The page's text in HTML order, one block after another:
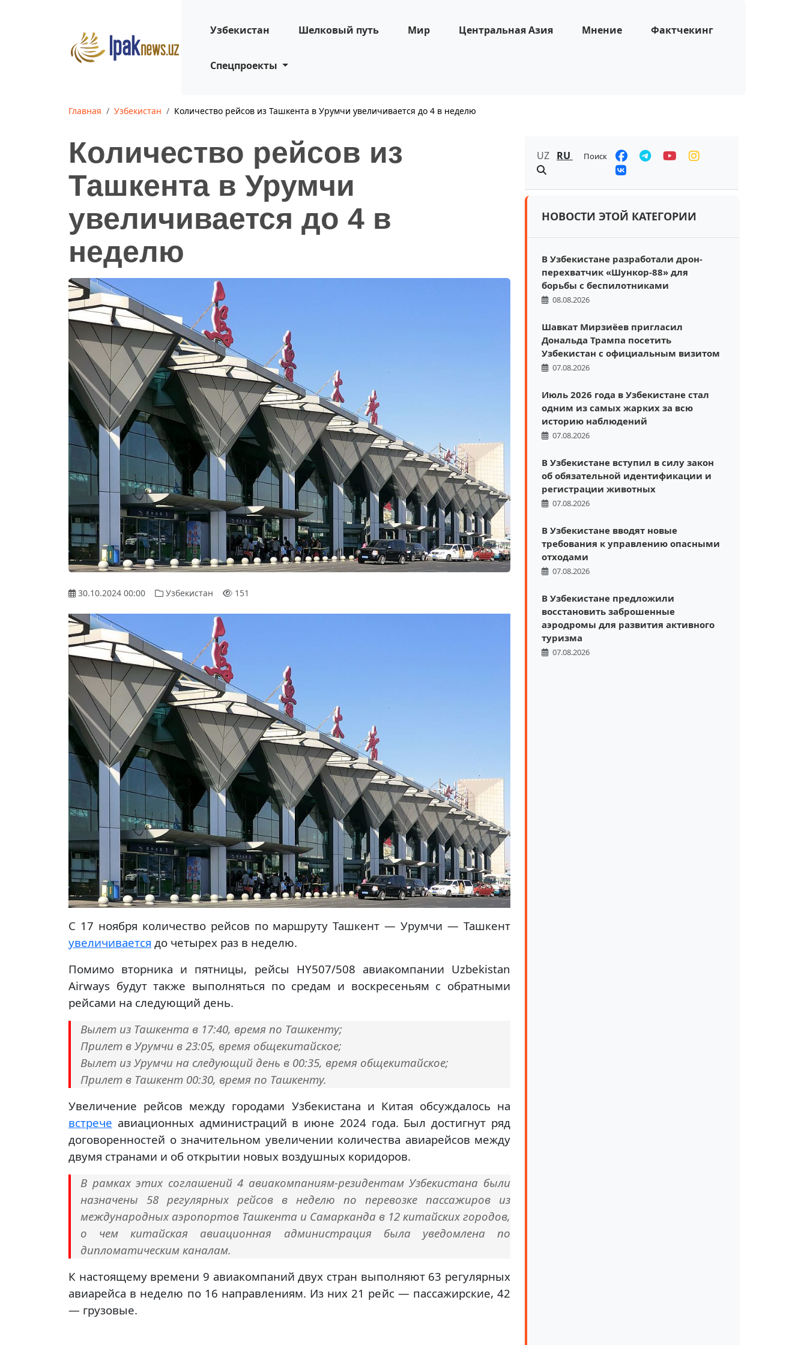
Узбекистан Шелковый путь Мир Центральная Азия Мнение Фактчекинг
Спецпроекты
Главная Узбекистан Количество рейсов из Ташкента в Урумчи увеличивается до 4 в неделю
Количество рейсов из
Ташкента в Урумчи
увеличивается до 4 в
неделю
30.10.2024 00:00 Узбекистан 151
С 17 ноября количество рейсов по маршруту Ташкент — Урумчи — Ташкент
увеличивается до четырех раз в неделю.
Помимо вторника и пятницы, рейсы HY507/508 авиакомпании Uzbekistan
Airways будут также выполняться по средам и воскресеньям с обратными
рейсами на следующий день.
Вылет из Ташкента в 17:40, время по Ташкенту;
Прилет в Урумчи в 23:05, время общекитайское;
Вылет из Урумчи на следующий день в 00:35, время общекитайское;
Прилет в Ташкент 00:30, время по Ташкенту.
Увеличение рейсов между городами Узбекистана и Китая обсуждалось на
встрече авиационных администраций в июне 2024 года. Был достигнут ряд
договоренностей о значительном увеличении количества авиарейсов между
двумя странами и об открытии новых воздушных коридоров.
В рамках этих соглашений 4 авиакомпаниям-резидентам Узбекистана были
назначены 58 регулярных рейсов в неделю по перевозке пассажиров из
международных аэропортов Ташкента и Самарканда в 12 китайских городов,
о чем китайская авиационная администрация была уведомлена по
дипломатическим каналам.
К настоящему времени 9 авиакомпаний двух стран выполняют 63 регулярных
авиарейса в неделю по 16 направлениям. Из них 21 рейс — пассажирские, 42
— грузовые.
UZ RU Поиск
НОВОСТИ ЭТОЙ КАТЕГОРИИ
В Узбекистане разработали дрон-
перехватчик «Шункор-88» для
борьбы с беспилотниками
08.08.2026
Шавкат Мирзиёев пригласил
Дональда Трампа посетить
Узбекистан с официальным визитом
07.08.2026
Июль 2026 года в Узбекистане стал
одним из самых жарких за всю
историю наблюдений
07.08.2026
В Узбекистане вступил в силу закон
об обязательной идентификации и
регистрации животных
07.08.2026
В Узбекистане вводят новые
требования к управлению опасными
отходами
07.08.2026
В Узбекистане предложили
восстановить заброшенные
аэродромы для развития активного
туризма
07.08.2026